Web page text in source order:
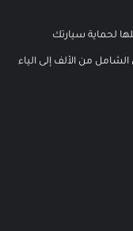
من الألف إلى الياء